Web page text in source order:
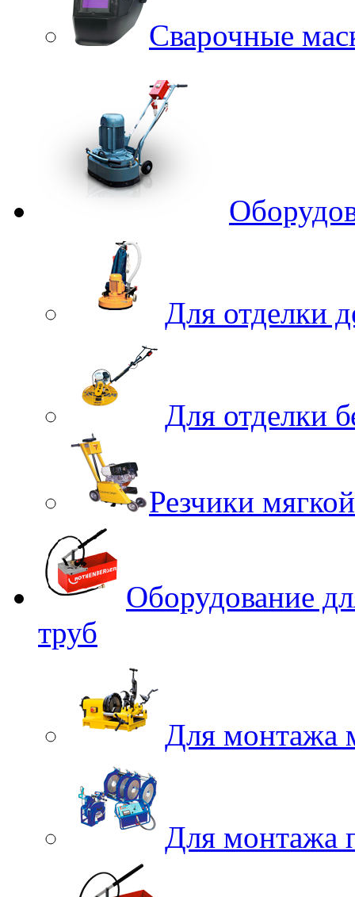
Сварочные
Для отделки
Для отделки
Резчики
Оборудование
труб
Для монтажа
Для монтажа